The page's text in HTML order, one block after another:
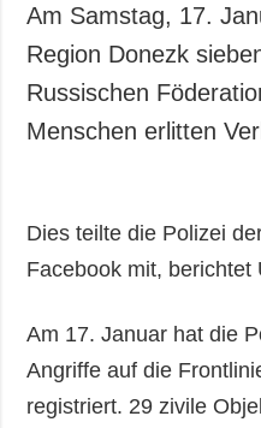
Am Samstag, 17.
Region Donezk
Russischen
Menschen erlitten
Dies teilte die Polizei
Facebook mit, berichtet
Am 17. Januar hat die
Angriffe auf die
registriert. 29 zivile